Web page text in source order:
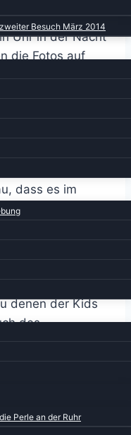
Besuch März 2014
Perle an der Ruhr
blöd sein. Da hat
Uhr in der Nacht
die Fotos auf
Bericht des
werden. Ab
im Hotel
Island war für
dass es im
traumhafte, von
Nur lagen diese
hatten,
wollte ich mir
denen der Kids
des
Tal liegen